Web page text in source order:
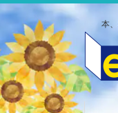
本